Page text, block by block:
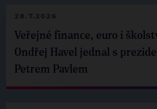
28.7.2026
Veřejné finance, euro i
Ondřej Havel jednal s
Petrem Pavlem